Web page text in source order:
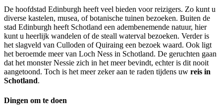
De hoofdstad Edinburgh heeft veel bieden voor reizigers. Zo kunt u
diverse kastelen, musea, of botanische tuinen bezoeken. Buiten de
stad Edinburgh heeft Schotland een adembenemende natuur, hier
kunt u heerlijk wandelen of de steall waterval bezoeken. Verder is
het slagveld van Culloden of Quiraing een bezoek waard. Ook ligt
het beroemde meer van Loch Ness in Schotland. De geruchten gaan
dat het monster Nessie zich in het meer bevindt, echter is dit nooit
aangetoond. Toch is het meer zeker aan te raden tijdens uw reis in
Schotland.
Dingen om te doen